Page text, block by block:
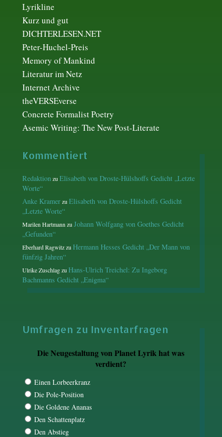
Lyrikline
Kurz und gut
DICHTERLESEN.NET
Peter-Huchel-Preis
Memory of Mankind
Literatur im Netz
Internet Archive
theVERSEverse
Concrete Formalist Poetry
Asemic Writing: The New Post-Literate
Kommentiert
Redaktion zu Elisabeth von Droste-Hülshoffs Gedicht „Letzte
Worte“
Anke Kramerzu Elisabeth von Droste-Hülshoffs Gedicht
„Letzte Worte“
Marilen Hartmann zu Johann Wolfgang von Goethes Gedicht
„Gefunden“
Eberhard Ragwitzzu Hermann Hesses Gedicht „Der Mann von
fünfzig Jahren“
Ulrike Zuschlagzu Hans-Ulrich Treichel: Zu Ingeborg
Bachmanns Gedicht „Enigma“
Umfragen zu Inventarfragen
Die Neugestaltung von Planet Lyrik hat was
verdient?
Einen Lorbeerkranz
Die Pole-Position
Die Goldene Ananas
Den Schattenplatz
Den Abstieg